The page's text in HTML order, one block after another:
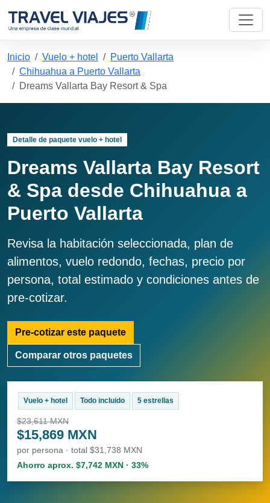
Inicio Vuelo + hotel
Puerto Vallarta
Chihuahua a Puerto Vallarta
Dreams Vallarta Bay Resort & Spa
Detalle de paquete vuelo + hotel
Dreams Vallarta Bay Resort
& Spa desde Chihuahua a
Puerto Vallarta
Revisa la habitación seleccionada, plan de
alimentos, vuelo redondo, fechas, precio por
persona, total estimado y condiciones antes de
pre-cotizar.
Pre-cotizar este paquete
Comparar otros paquetes
Vuelo + hotel Todo incluido 5 estrellas
$23,611 MXN
$15,869 MXN
por persona · total $31,738 MXN
Ahorro aprox. $7,742 MXN · 33%